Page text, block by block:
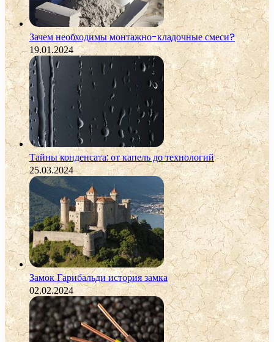
Зачем необходимы монтажно-кладочные смеси?
19.01.2024
Тайны конденсата: от капель до технологий
25.03.2024
Замок Гарибальди история замка
02.02.2024